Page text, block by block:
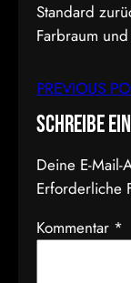
Standard
Farbraum
PREVIOUS
Schreibe
Deine E-
Erforderliche
Kommentar *